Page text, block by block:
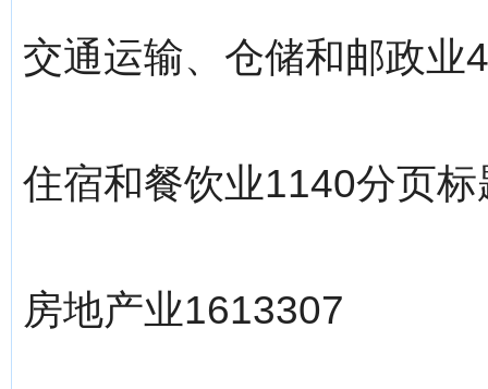
交通运输、仓储和邮政业
住宿和餐饮业1140分页
房地产业1613307